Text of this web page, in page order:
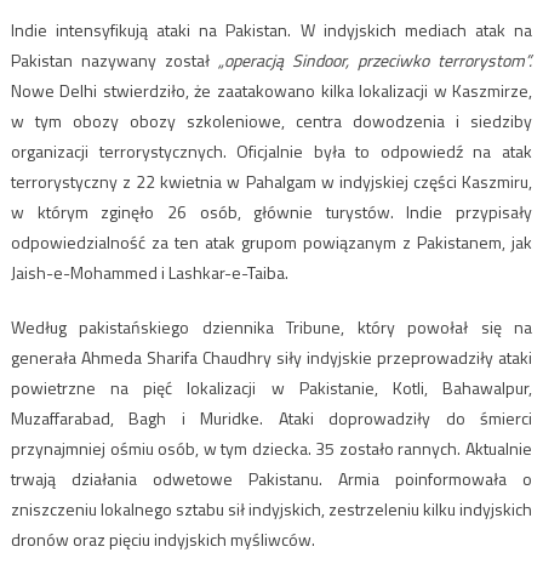
Indie intensyfikują ataki na Pakistan. W indyjskich mediach atak na
Pakistan nazywany został „operacją Sindoor, przeciwko terrorystom”.
Nowe Delhi stwierdziło, że zaatakowano kilka lokalizacji w Kaszmirze,
w tym obozy obozy szkoleniowe, centra dowodzenia i siedziby
organizacji terrorystycznych. Oficjalnie była to odpowiedź na atak
terrorystyczny z 22 kwietnia w Pahalgam w indyjskiej części Kaszmiru,
w którym zginęło 26 osób, głównie turystów. Indie przypisały
odpowiedzialność za ten atak grupom powiązanym z Pakistanem, jak
Jaish-e-Mohammed i Lashkar-e-Taiba.
Według pakistańskiego dziennika Tribune, który powołał się na
generała Ahmeda Sharifa Chaudhry siły indyjskie przeprowadziły ataki
powietrzne na pięć lokalizacji w Pakistanie, Kotli, Bahawalpur,
Muzaffarabad, Bagh i Muridke. Ataki doprowadziły do śmierci
przynajmniej ośmiu osób, w tym dziecka. 35 zostało rannych. Aktualnie
trwają działania odwetowe Pakistanu. Armia poinformowała o
zniszczeniu lokalnego sztabu sił indyjskich, zestrzeleniu kilku indyjskich
dronów oraz pięciu indyjskich myśliwców.